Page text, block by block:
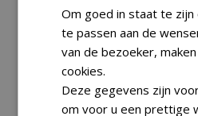
Chauffeur
zaden
DSV
Om goed in staat te zijn
te passen aan de
van de bezoeker,
cookies.
Deze gegevens zijn
om voor u een prettige